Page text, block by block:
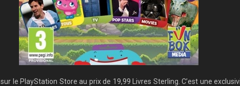
sur le PlayStation Store au prix de 19,99 Livres Sterling. C’est une